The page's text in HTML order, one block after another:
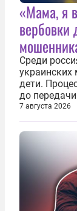
«Мама, я
вербовки
Среди
украинских
дети.
до
кураторов
нескольких
послушных
7 августа 2026